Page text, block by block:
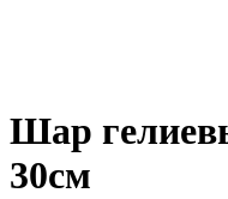
Шар
30см